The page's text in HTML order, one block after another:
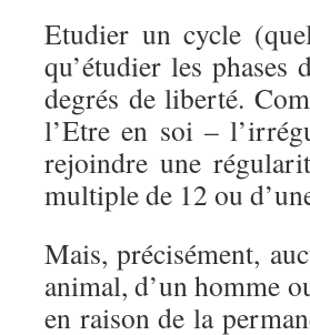
Etudier un cycle
qu’étudier les phases
degrés de liberté.
l’Etre en soi –
rejoindre une
multiple de 12 ou
Mais, précisément,
animal, d’un homme
en raison de la